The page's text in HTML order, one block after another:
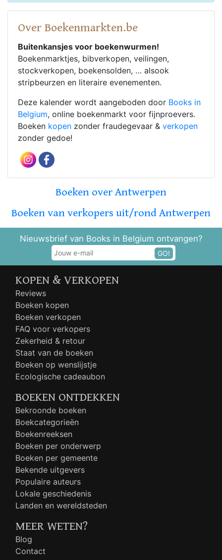
Over Boekenmarkten.be
Buitenkansjes voor boekenwurmen!
Boekenmarktjes, bibverkopen, veilingen,
stockverkopen, boekensolden, … alsook
stripbeurzen en literaire evenementen.
Deze kalender wordt aangeboden door Books in
Belgium, online boekenmarkt voor fijnproevers.
Boeken kopen zonder fraudegevaar & verkopen
zonder gedoe!
Boeken over Antwerpen
Boeken van verkopers uit/rond Antwerpen
Nieuwsbrief van Books in Belgium ontvangen?
GO!
KOPEN & VERKOPEN
Reviews
Boeken kopen
Boeken verkopen
FAQ voor verkopers
Zekerheid & retour
Staat van de boeken
Boeken op wenslijstje
Ecologische cadeaubon
BOEKEN ONTDEKKEN
Bekroonde boeken
Boekcategorieën
Boekenreeksen
Boeken per onderwerp
Boeken per gemeente
Bekende uitgevers
Populaire auteurs
Lokale geschiedenis
Landen en wereldsteden
MEER WETEN?
Blog
Contact